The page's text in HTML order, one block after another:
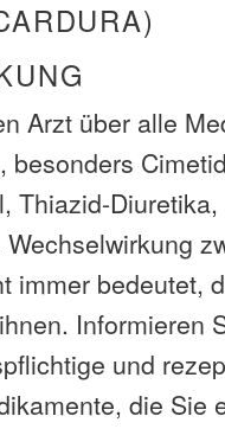
Arzt über alle
besonders
Thiazid-
immer bedeutet,
Informieren
und
die Sie